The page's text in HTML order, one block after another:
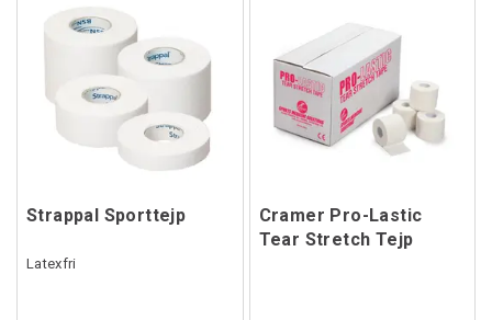
Strappal Sporttejp
Latexfri
Cramer Pro-Lastic
Tear Stretch Tejp